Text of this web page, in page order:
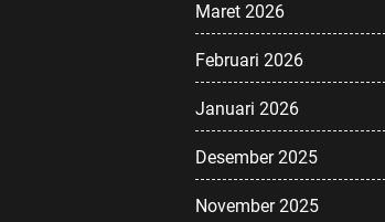
Maret 2026
Februari 2026
Januari 2026
Desember 2025
November 2025